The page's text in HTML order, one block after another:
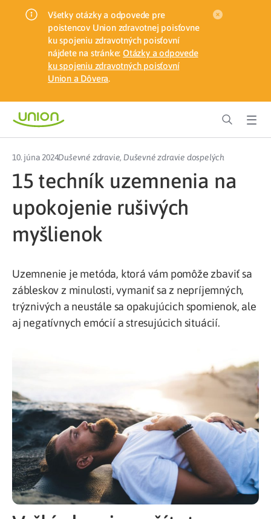
Všetky otázky a odpovede pre
poistencov Union zdravotnej poisťovne
ku spojeniu zdravotných poisťovní
nájdete na stránke: Otázky a odpovede
ku spojeniu zdravotných poisťovní
Union a Dôvera.
10. júna 2024Duševné zdravie,Duševné zdravie dospelých
15 techník uzemnenia na
upokojenie rušivých
myšlienok
Uzemnenie je metóda, ktorá vám pomôže zbaviť sa
zábleskov z minulosti, vymaniť sa z nepríjemných,
trýznivých a neustále sa opakujúcich spomienok, ale
aj negatívnych emócií a stresujúcich situácií.